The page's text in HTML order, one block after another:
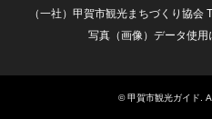
（一社）甲賀市観光まちづくり協会
写真（画像）データ使用
©甲賀市観光ガイド .